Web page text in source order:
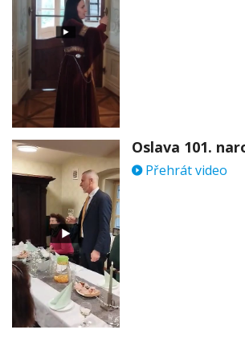
Přehrát video